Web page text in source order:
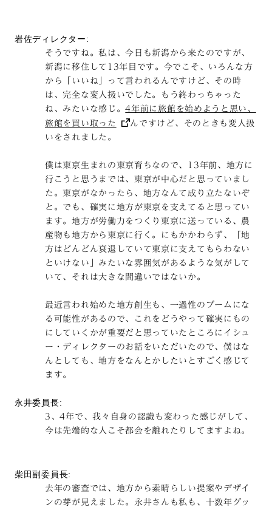
岩佐ディレクター:
そうですね。私は、今日も新潟から来たのですが、
新潟に移住して13年目です。今でこそ、いろんな方
から「いいね」って言われるんですけど、その時
は、完全な変人扱いでした。もう終わっちゃった
ね、みたいな感じ。4年前に旅館を始めようと思い、
旅館を買い取った
んですけど、そのときも変人扱
いをされました。
僕は東京生まれの東京育ちなので、13年前、地方に
行こうと思うまでは、東京が中心だと思っていまし
た。東京がなかったら、地方なんて成り立たないぞ
と。でも、確実に地方が東京を支えてると思ってい
ます。地方が労働力をつくり東京に送っている、農
産物も地方から東京に行く。にもかかわらず、「地
方はどんどん衰退していて東京に支えてもらわない
といけない」みたいな雰囲気があるような気がして
いて、それは大きな間違いではないか。
最近言われ始めた地方創生も、一過性のブームにな
る可能性があるので、これをどうやって確実にもの
にしていくかが重要だと思っていたところにイシュ
ー・ディレクターのお話をいただいたので、僕はな
んとしても、地方をなんとかしたいとすごく感じて
ます。
永井委員長:
3、4年で、我々自身の認識も変わった感じがして、
今は先端的な人こそ都会を離れたりしてますよね。
柴田副委員長:
去年の審査では、地方から素晴らしい提案やデザイ
ンの芽が見えました。永井さんも私も、十数年グッ